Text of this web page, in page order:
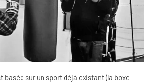
basée sur un sport déjà existant (la boxe